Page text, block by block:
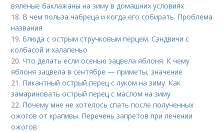
вяленые баклажаны на зиму в домашних условиях
18. В чем польза чабреца и когда его собирать. Проблема
названия
19. Блюда с острым стручковым перцем. Сэндвичи с
колбасой и халапеньо
20.Что делать если осенью зацвела яблоня. К чему
яблоня зацвела в сентябре — приметы, значение
21. Пикантный острый перец с луком на зиму. Как
замариновать острый перец с маслом на зиму
22. Почему мне не хотелось спать после полученных
ожогов от крапивы. Перечень запретов при лечении
ожогов